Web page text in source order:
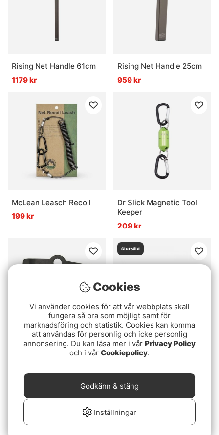
Rising Net Handle 61cm
1179 kr
Rising Net Handle 25cm
959 kr
McLean Leasch Recoil
199 kr
Dr Slick Magnetic Tool
Keeper
209 kr
Smith Creek Net Holster
599 kr
Slutsåld
Betyg: (2)1.0 utav 5
Flydressing
Cookies
Vi använder cookies för att vår webbplats skall
fungera så bra som möjligt samt för
marknadsföring och statistik. Cookies kan komma
att användas för personlig och icke personlig
annonsering. Du kan läsa mer i vår Privacy Policy
och i vår Cookiepolicy.
Inställningar
Godkänn & stäng